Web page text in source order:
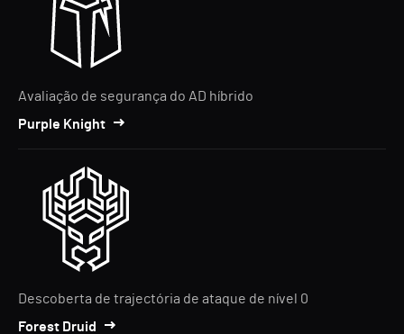
Avaliação de segurança do AD híbrido
Purple Knight
Descoberta de trajectória de ataque de nível 0
Forest Druid